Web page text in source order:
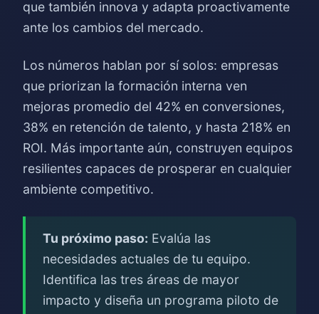
que también innova y adapta proactivamente
ante los cambios del mercado.
Los números hablan por sí solos: empresas
que priorizan la formación interna ven
mejoras promedio del 42% en conversiones,
38% en retención de talento, y hasta 218% en
ROI. Más importante aún, construyen equipos
resilientes capaces de prosperar en cualquier
ambiente competitivo.
Tu próximo paso: Evalúa las
necesidades actuales de tu equipo.
Identifica las tres áreas de mayor
impacto y diseña un programa piloto de